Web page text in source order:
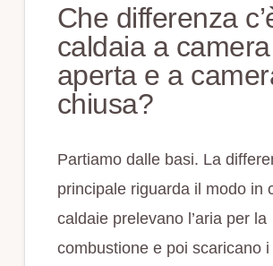
Che differenza
caldaia a camera
aperta e a
chiusa?
Partiamo dalle basi. La
principale riguarda il modo in
caldaie prelevano l’aria per la
combustione e poi scaricano i